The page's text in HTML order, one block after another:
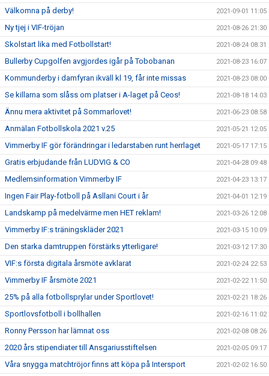
Välkomna på derby! 2021-09-01 11:05
Ny tjej i VIF-tröjan 2021-08-26 21:30
Skolstart lika med Fotbollstart! 2021-08-24 08:31
Bullerby Cupgolfen avgjordes igår på Tobobanan 2021-08-23 16:07
Kommunderby i damfyran ikväll kl 19, får inte missas 2021-08-23 08:00
Se killarna som slåss om platser i A-laget på Ceos! 2021-08-18 14:03
Ännu mera aktivitet på Sommarlovet! 2021-06-23 08:58
Anmälan Fotbollskola 2021 v.25 2021-05-21 12:05
Vimmerby IF gör förändringar i ledarstaben runt herrlaget 2021-05-17 17:15
Gratis erbjudande från LUDVIG & CO 2021-04-28 09:48
Medlemsinformation Vimmerby IF 2021-04-23 13:17
Ingen Fair Play-fotboll på Asllani Court i år 2021-04-01 12:19
Landskamp på medelvärme men HET reklam! 2021-03-26 12:08
Vimmerby IF:s träningskläder 2021 2021-03-15 10:09
Den starka damtruppen förstärks ytterligare! 2021-03-12 17:30
VIF:s första digitala årsmöte avklarat 2021-02-24 22:53
Vimmerby IF årsmöte 2021 2021-02-22 11:50
25% på alla fotbollsprylar under Sportlovet! 2021-02-21 18:26
Sportlovsfotboll i bollhallen 2021-02-16 11:02
Ronny Persson har lämnat oss 2021-02-08 08:26
2020 års stipendiater till Ansgariusstiftelsen 2021-02-05 09:17
Våra snygga matchtröjor finns att köpa på Intersport 2021-02-02 16:50